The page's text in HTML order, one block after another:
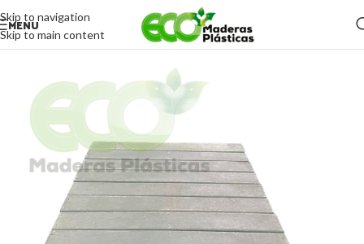
Skip to navigation
Skip to main content
MENU